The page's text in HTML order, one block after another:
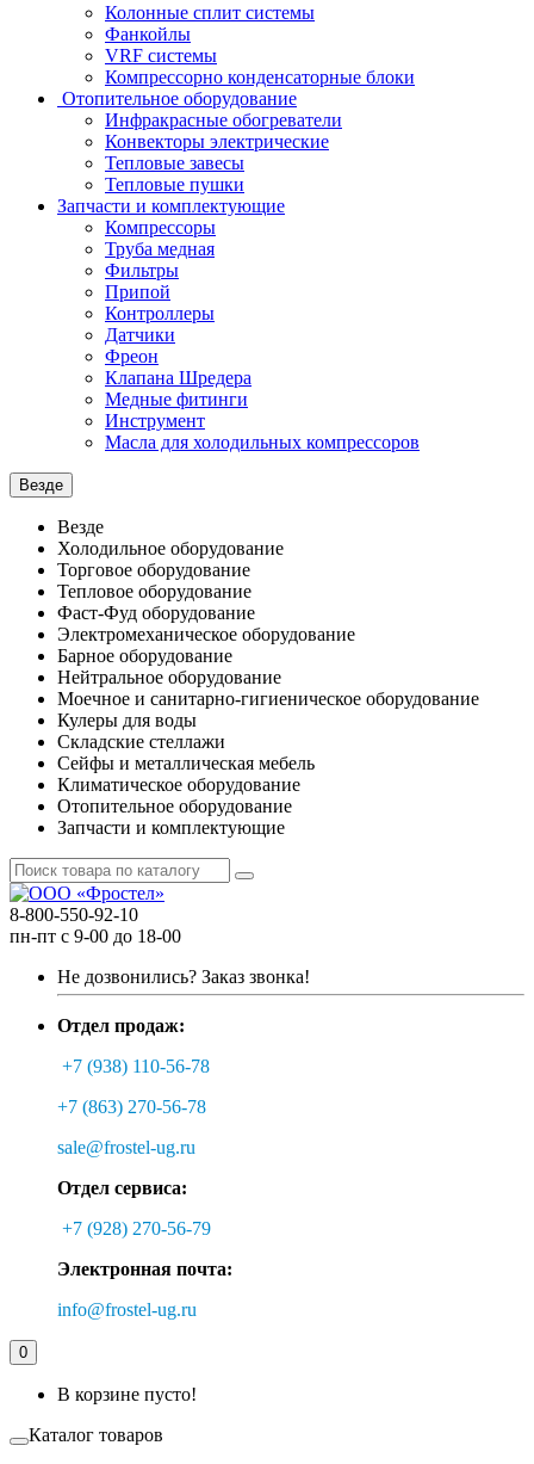
Колонные сплит системы
Фанкойлы
VRF системы
Компрессорно конденсаторные блоки
Отопительное оборудование
Инфракрасные обогреватели
Конвекторы электрические
Тепловые завесы
Тепловые пушки
Запчасти и комплектующие
Компрессоры
Труба медная
Фильтры
Припой
Контроллеры
Датчики
Фреон
Клапана Шредера
Медные фитинги
Инструмент
Масла для холодильных компрессоров
Везде
Везде
Холодильное оборудование
Торговое оборудование
Тепловое оборудование
Фаст-Фуд оборудование
Электромеханическое оборудование
Барное оборудование
Нейтральное оборудование
Моечное и санитарно-гигиеническое оборудование
Кулеры для воды
Складские стеллажи
Сейфы и металлическая мебель
Климатическое оборудование
Отопительное оборудование
Запчасти и комплектующие
8-800-550-92-10
пн-пт с 9-00 до 18-00
Не дозвонились? Заказ звонка!
Отдел продаж:
+7 (938) 110-56-78
+7 (863) 270-56-78
sale@frostel-ug.ru
Отдел сервиса:
+7 (928) 270-56-79
Электронная почта:
info@frostel-ug.ru
0
В корзине пусто!
Каталог товаров